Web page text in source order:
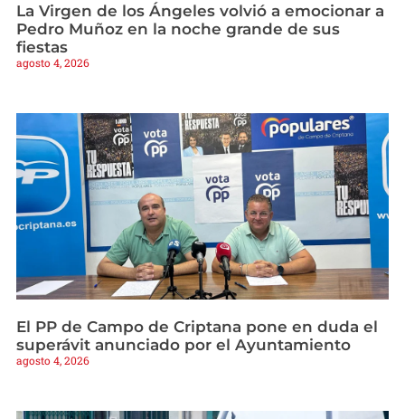
La Virgen de los Ángeles volvió a emocionar a
Pedro Muñoz en la noche grande de sus
fiestas
agosto 4, 2026
El PP de Campo de Criptana pone en duda el
superávit anunciado por el Ayuntamiento
agosto 4, 2026